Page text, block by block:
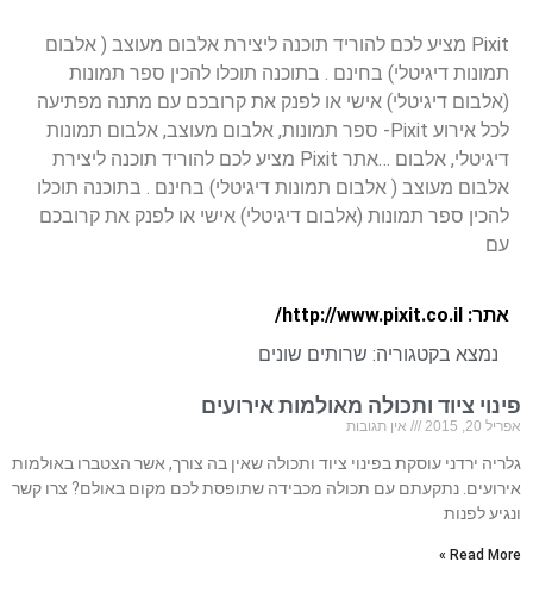
Pixit מציע לכם להוריד תוכנה ליצירת אלבום מעוצב ( אלבום
תמונות דיגיטלי) בחינם . בתוכנה תוכלו להכין ספר תמונות
(אלבום דיגיטלי) אישי או לפנק את קרובכם עם מתנה מפתיעה
לכל אירוע Pixit- ספר תמונות, אלבום מעוצב, אלבום תמונות
דיגיטלי, אלבום …אתר Pixit מציע לכם להוריד תוכנה ליצירת
אלבום מעוצב ( אלבום תמונות דיגיטלי) בחינם . בתוכנה תוכלו
להכין ספר תמונות (אלבום דיגיטלי) אישי או לפנק את קרובכם
עם
אתר: http://www.pixit.co.il/
נמצא בקטגוריה: שרותים שונים
פינוי ציוד ותכולה מאולמות אירועים
אפריל 20, 2015 אין תגובות
גלריה ירדני עוסקת בפינוי ציוד ותכולה שאין בה צורך, אשר הצטברו באולמות
אירועים. נתקעתם עם תכולה מכבידה שתופסת לכם מקום באולם? צרו קשר
ונגיע לפנות
Read More »